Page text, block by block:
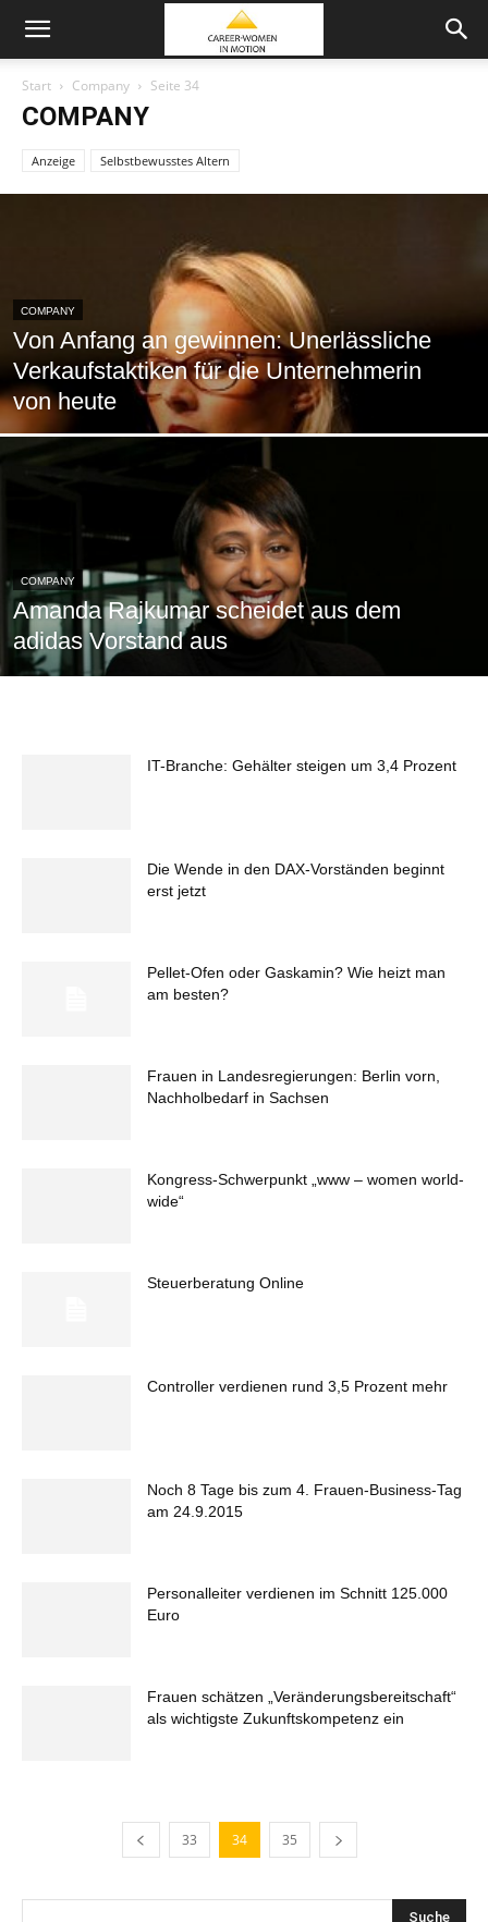
Start Company Seite 34
COMPANY
Anzeige Selbstbewusstes Altern
COMPANY
Von Anfang an gewinnen: Unerlässliche
Verkaufstaktiken für die Unternehmerin
von heute
COMPANY
Amanda Rajkumar scheidet aus dem
adidas Vorstand aus
IT-Branche: Gehälter steigen um 3,4 Prozent
Die Wende in den DAX-Vorständen beginnt
erst jetzt
Pellet-Ofen oder Gaskamin? Wie heizt man
am besten?
Frauen in Landesregierungen: Berlin vorn,
Nachholbedarf in Sachsen
Kongress-Schwerpunkt „www – women world-
wide“
Steuerberatung Online
Controller verdienen rund 3,5 Prozent mehr
Noch 8 Tage bis zum 4. Frauen-Business-Tag
am 24.9.2015
Personalleiter verdienen im Schnitt 125.000
Euro
Frauen schätzen „Veränderungsbereitschaft“
als wichtigste Zukunftskompetenz ein
33 34 35